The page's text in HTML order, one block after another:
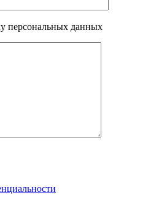
персональных данных